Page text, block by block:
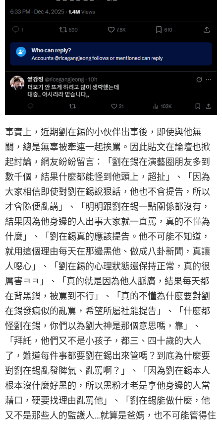
事實上，近期劉在錫的小伙伴出事後，即使與他無
關，總是無辜被牽連一起挨罵。因此貼文在論壇也掀
起討論，網友紛紛留言：「劉在錫在演藝圈朋友多到
數千個，結果什麼都能怪到他頭上，超扯」、「因為
大家相信即使對劉在錫說狠話，他也不會提告，所以
才會隨便亂講」、「明明跟劉在錫一點關係都沒有，
結果因為他身邊的人出事大家就一直罵，真的不懂為
什麼」、「劉在錫真的應該提告。他不可能不知道，
就用這個理由每天在那邊黑他、做成八卦新聞，真讓
人噁心」、「劉在錫的心理狀態還保持正常，真的很
厲害ㅋㅋ」、「真的就是因為他人脈廣，結果每天都
在背黑鍋，被罵到不行」、「真的不懂為什麼要對劉
在錫發瘋似的亂罵，希望所屬社能提告」、「什麼都
怪劉在錫，你們以為劉大神是那個意思嗎，靠」、
「拜託，他們又不是小孩子，都三、四十歲的大人
了，難道每件事都要劉在錫出來管嗎？到底為什麼要
對劉在錫亂發脾氣、亂罵啊？」、「因為劉在錫本人
根本沒什麼好黑的，所以黑粉才老是拿他身邊的人當
藉口，硬要找理由亂罵他」、「劉在錫能做什麼，他
又不是那些人的監護人…就算是爸媽，也不可能管得住